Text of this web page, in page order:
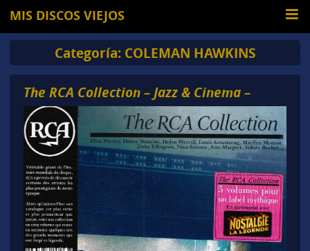
MIS DISCOS VIEJOS
Categoría: COLEMAN HAWKINS
The RCA Collection – Jazz & Cinema –